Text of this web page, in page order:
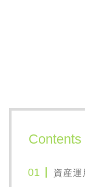
Contents
資産運